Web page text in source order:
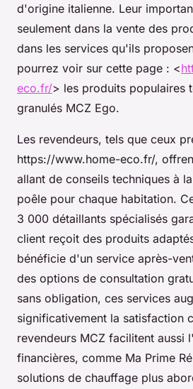
d'origine italienne. Leur
seulement dans la vente des
dans les services qu'ils
pourrez voir sur cette page : <
eco.fr/> les produits populaires
granulés MCZ Ego.
Les revendeurs, tels que ceux
https://www.home-eco.fr/,
allant de conseils techniques à
poêle pour chaque habitation.
3 000 détaillants spécialisés
client reçoit des produits
bénéficie d'un service après-
des options de consultation
sans obligation, ces services
significativement la satisfaction
revendeurs MCZ facilitent aussi
financières, comme Ma Prime
solutions de chauffage plus